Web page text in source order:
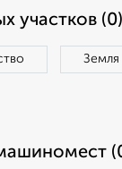
участков (0)
Земля